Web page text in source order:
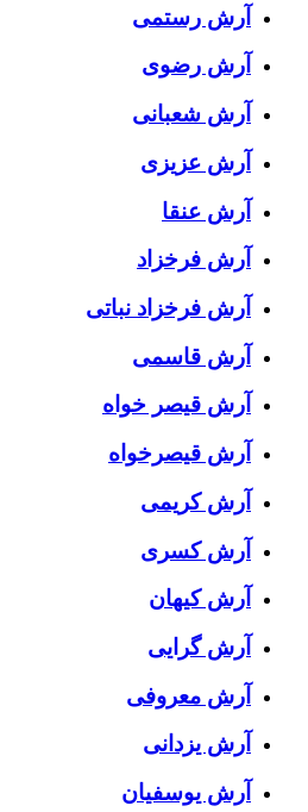
آرش رستمی
آرش رضوی
آرش شعبانی
آرش عزیزی
آرش عنقا
آرش فرخزاد
آرش فرخزاد نباتی
آرش قاسمی
آرش قیصر خواه
آرش قیصرخواه
آرش کریمی
آرش کسری
آرش کیهان
آرش گرایی
آرش معروفی
آرش یزدانی
آرش یوسفیان